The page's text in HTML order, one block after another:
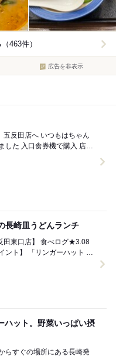
463件）
広告を非表示
つもはちゃん
長崎皿うどんランチ
ハット。野菜いっぱい摂
らすぐの場所にある長崎発